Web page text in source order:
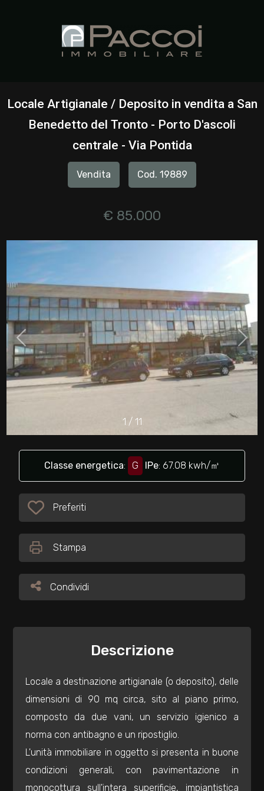
Locale Artigianale / Deposito in vendita a San
Benedetto del Tronto - Porto D'ascoli
centrale - Via Pontida
Vendita Cod. 19889
€ 85.000
1 / 11
Classe energetica: G IPe: 67.08 kwh/㎥
Preferiti: Cod. 19889
Preferiti
Stampa
Condividi
Condividi
Descrizione
Locale a destinazione artigianale (o deposito), delle
dimensioni di 90 mq circa, sito al piano primo,
composto da due vani, un servizio igienico a
norma con antibagno e un ripostiglio.
L'unità immobiliare in oggetto si presenta in buone
condizioni generali, con pavimentazione in
monocottura sull'intera superificie, impiantistica
IMMOBILI
Qualsiasi
cercare
Provincia
Comune
multiscelta
Qualsiasi
Commerciali
Industriali
Terreni
Totale